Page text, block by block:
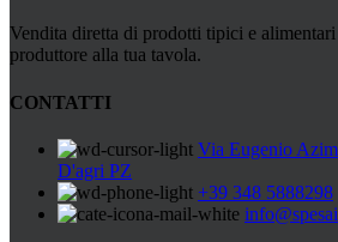
Vendita diretta di prodotti tipici e
produttore alla tua tavola.
CONTATTI
Via Eugenio
D'agri PZ
+39 348 5888298